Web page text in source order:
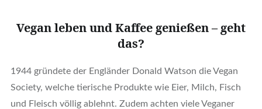
Vegan leben und Kaffee genießen – geht
das?
1944 gründete der Engländer Donald Watson die Vegan
Society, welche tierische Produkte wie Eier, Milch, Fisch
und Fleisch völlig ablehnt. Zudem achten viele Veganer